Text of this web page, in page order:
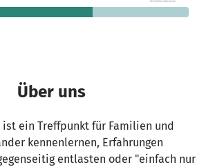
Über uns
ist ein Treffpunkt für Familien und
kennenlernen, Erfahrungen
entlasten oder "einfach nur